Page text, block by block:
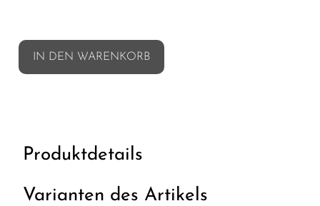
IN DEN WARENKORB
Produktdetails
Varianten des Artikels